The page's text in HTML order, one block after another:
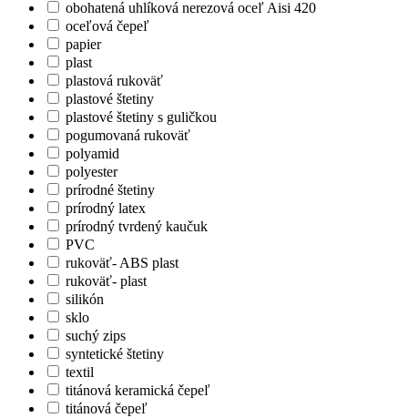
obohatená uhlíková nerezová oceľ Aisi 420
oceľová čepeľ
papier
plast
plastová rukoväť
plastové štetiny
plastové štetiny s guličkou
pogumovaná rukoväť
polyamid
polyester
prírodné štetiny
prírodný latex
prírodný tvrdený kaučuk
PVC
rukoväť- ABS plast
rukoväť- plast
silikón
sklo
suchý zips
syntetické štetiny
textil
titánová keramická čepeľ
titánová čepeľ